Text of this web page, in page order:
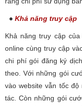
● Khả năng truy cập
Khả năng truy cập
online cùng truy cập
chi phí gói đăng ký
theo. Với những gói
vào website vẫn tốc
tác. Còn những gói